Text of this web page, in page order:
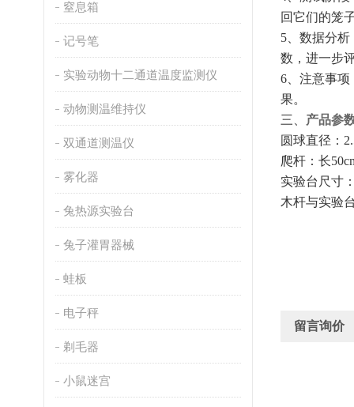
窒息箱
记号笔
实验动物十二通道温度监测仪
动物测温维持仪
双通道测温仪
雾化器
兔热源实验台
兔子灌胃器械
蛙板
电子秤
剃毛器
小鼠迷宫
回它们的笼
5、 数据分析
数，进一步
6、 注意事项
果。
三、 产品参
圆球直径：
爬杆：长
实验台尺寸
木杆与实验
留言询价